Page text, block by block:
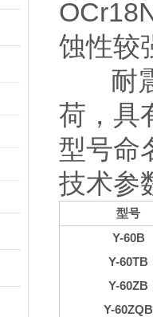
蚀性较
耐震
荷，具
型号命
技术参
型号
Y-60B
Y-60TB
Y-60ZB
Y-60ZQB